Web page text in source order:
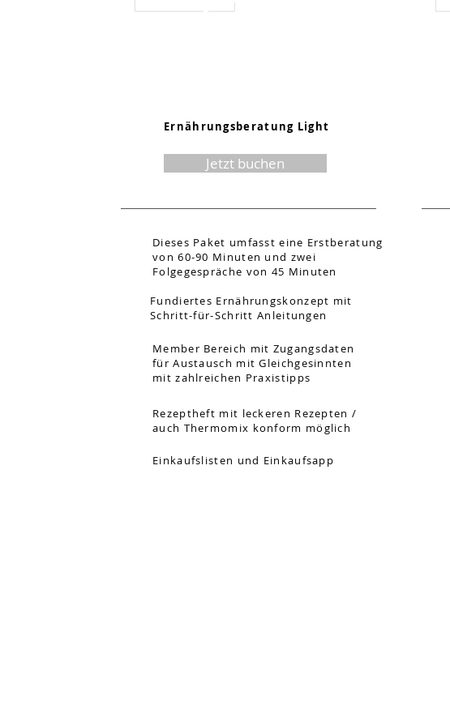
Jetzt buchen
Ernährungsberatung Light
Dieses Paket umfasst eine Erstberatung
von 60-90 Minuten und zwei
Folgegespräche von 45 Minuten
Fundiertes Ernährungskonzept mit
Schritt-für-Schritt Anleitungen
Member Bereich mit Zugangsdaten
für Austausch mit Gleichgesinnten
mit zahlreichen Praxistipps
Rezeptheft mit leckeren Rezepten /
auch Thermomix konform möglich
Einkaufslisten und Einkaufsapp